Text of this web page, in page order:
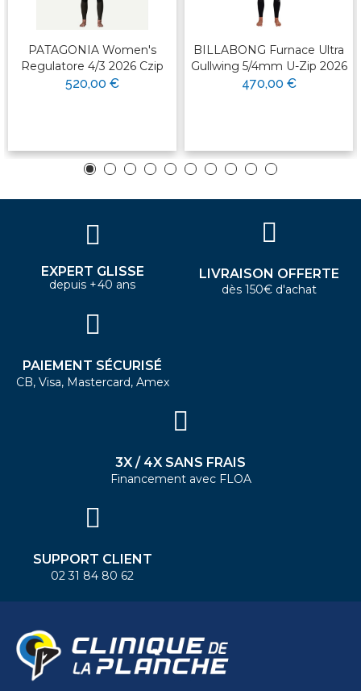
PATAGONIA Women's
Regulatore 4/3 2026 Czip
520,00 €
BILLABONG Furnace Ultra
Gullwing 5/4mm U-Zip 2026
470,00 €
EXPERT GLISSE
depuis +40 ans
LIVRAISON OFFERTE
dès 150€ d'achat
PAIEMENT SÉCURISÉ
CB, Visa, Mastercard, Amex
3X / 4X SANS FRAIS
Financement avec FLOA
SUPPORT CLIENT
02 31 84 80 62